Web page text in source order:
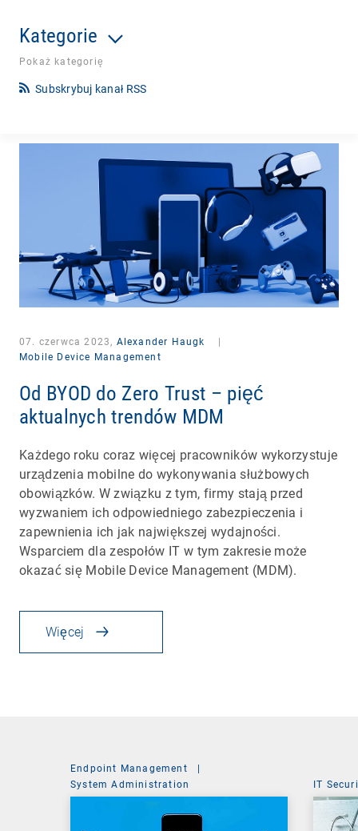
Kategorie
Pokaż kategorię
Subskrybuj kanał RSS
07. czerwca 2023, Alexander Haugk
Mobile Device Management
Od BYOD do Zero Trust – pięć
aktualnych trendów MDM
Każdego roku coraz więcej pracowników wykorzystuje
urządzenia mobilne do wykonywania służbowych
obowiązków. W związku z tym, firmy stają przed
wyzwaniem ich odpowiedniego zabezpieczenia i
zapewnienia ich jak największej wydajności.
Wsparciem dla zespołów IT w tym zakresie może
okazać się Mobile Device Management (MDM).
Więcej
Endpoint Management
|
System Administration
IT